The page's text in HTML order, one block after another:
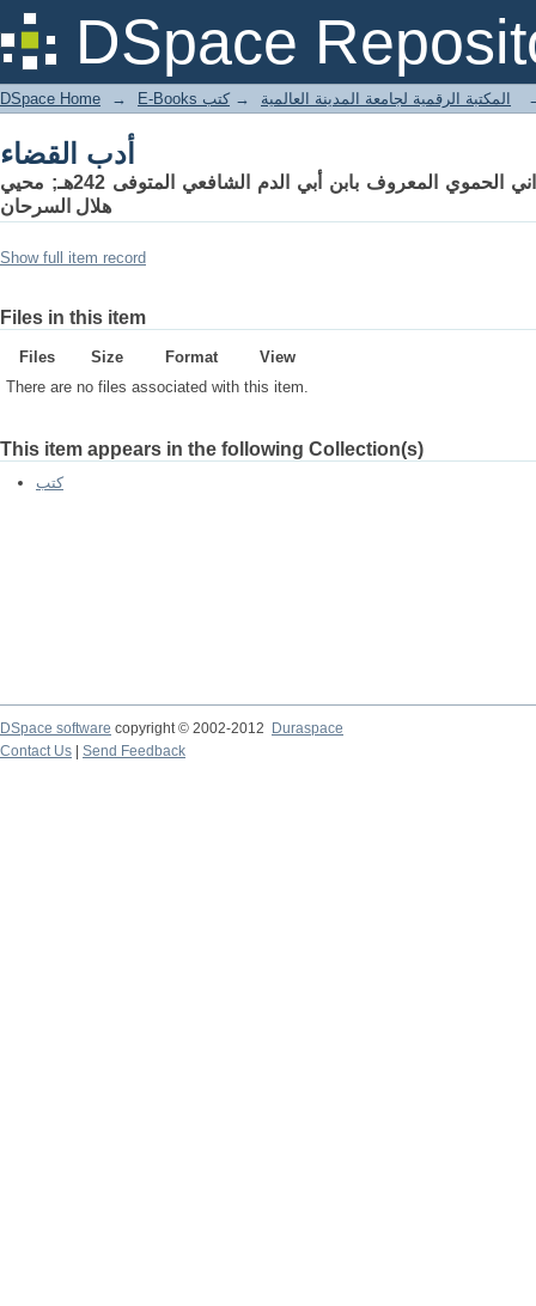
DSpaceأدب القضاء
DSpace Home → E-Books المكتبة الرقمية لجامعة المدينة العالمية → كتب
أدب القضاء
أبو إسحاق إبراهيم بن عبد الله الهداني الحموي المعروف بابن أبي الدم الشافعي المتوفى 242هـ; محيي
هلال السرحان
Show full item record
Files in this item
Files Size Format
View
There are no files associated with this item.
This item appears in the following Collection(s)
كتب
DSpace software copyright © 2002-2012
Duraspace
Contact Us
Send Feedback